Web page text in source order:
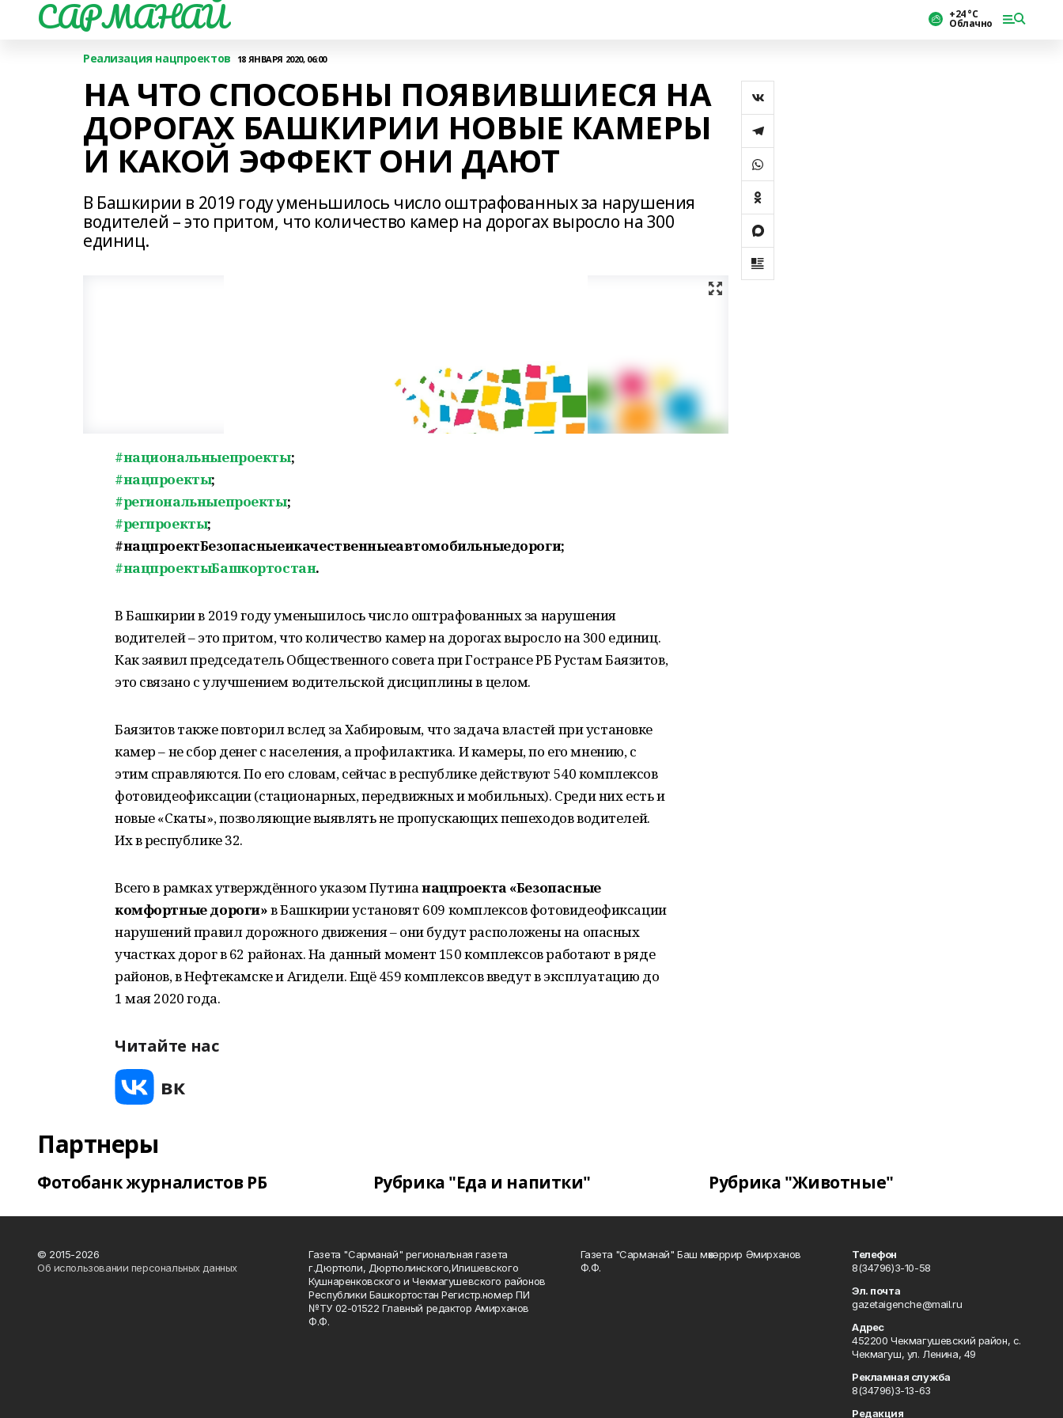
САРМАНАЙ +24 °С
Облачно
Реализация нацпроектов 18 ЯНВАРЯ 2020, 06:00
НА ЧТО СПОСОБНЫ ПОЯВИВШИЕСЯ НА
ДОРОГАХ БАШКИРИИ НОВЫЕ КАМЕРЫ
И КАКОЙ ЭФФЕКТ ОНИ ДАЮТ
В Башкирии в 2019 году уменьшилось число оштрафованных за нарушения
водителей – это притом, что количество камер на дорогах выросло на 300
единиц.
#национальныепроекты;
#нацпроекты;
#региональныепроекты;
#регпроекты;
#нацпроектБезопасныеикачественныеавтомобильныедороги;
#нацпроектыБашкортостан.
В Башкирии в 2019 году уменьшилось число оштрафованных за нарушения
водителей – это притом, что количество камер на дорогах выросло на 300 единиц.
Как заявил председатель Общественного совета при Гострансе РБ Рустам Баязитов,
это связано с улучшением водительской дисциплины в целом.
Баязитов также повторил вслед за Хабировым, что задача властей при установке
камер – не сбор денег с населения, а профилактика. И камеры, по его мнению, с
этим справляются. По его словам, сейчас в республике действуют 540 комплексов
фотовидеофиксации (стационарных, передвижных и мобильных). Среди них есть и
новые «Скаты», позволяющие выявлять не пропускающих пешеходов водителей.
Их в республике 32.
Всего в рамках утверждённого указом Путинанацпроекта «Безопасные
комфортные дороги»в Башкирии установят 609 комплексов фотовидеофиксации
нарушений правил дорожного движения – они будут расположены на опасных
участках дорог в 62 районах. На данный момент 150 комплексов работают в ряде
районов, в Нефтекамске и Агидели. Ещё 459 комплексов введут в эксплуатацию до
1 мая 2020 года.
Читайте нас
Партнеры
Фотобанк журналистов РБ Рубрика "Еда и напитки" Рубрика "Животные"
© 2015-2026
Об использовании персональных данных
Газета "Сарманай" региональная газета
г.Дюртюли, Дюртюлинского,Илишевского
Кушнаренковского и Чекмагушевского районов
Республики Башкортостан Регистр.номер ПИ
№ТУ 02-01522 Главный редактор Амирханов
Ф.Ф.
Газета "Сарманай" Баш мөхәррир Әмирханов
Ф.Ф.
Телефон
8(34796)3-10-58
Эл. почта
gazetaigenche@mail.ru
Адрес
452200 Чекмагушевский район, с.
Чекмагуш, ул. Ленина, 49
Рекламная служба
8(34796)3-13-63
Редакция